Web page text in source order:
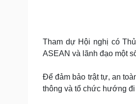
Tham dự Hội nghị có
ASEAN và lãnh đạo một
Để đảm bảo trật tự, an
thông và tổ chức hướng